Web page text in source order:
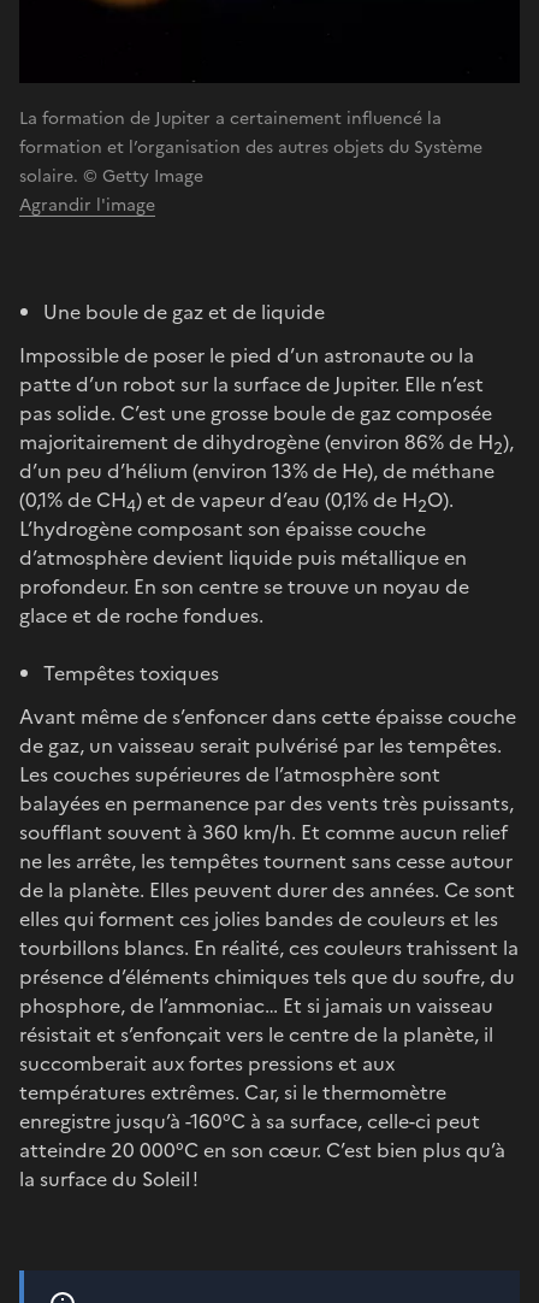
La formation de Jupiter a certainement influencé la
formation et l’organisation des autres objets du Système
solaire. © Getty Image
Agrandir l'image
Une boule de gaz et de liquide
Impossible de poser le pied d’un astronaute ou la
patte d’un robot sur la surface de Jupiter. Elle n’est
pas solide. C’est une grosse boule de gaz composée
majoritairement de dihydrogène (environ 86% de H2),
d’un peu d’hélium (environ 13% de He), de méthane
(0,1% de CH4) et de vapeur d’eau (0,1% de H2O).
L’hydrogène composant son épaisse couche
d’atmosphère devient liquide puis métallique en
profondeur. En son centre se trouve un noyau de
glace et de roche fondues.
Tempêtes toxiques
Avant même de s’enfoncer dans cette épaisse couche
de gaz, un vaisseau serait pulvérisé par les tempêtes.
Les couches supérieures de l’atmosphère sont
balayées en permanence par des vents très puissants,
soufflant souvent à 360 km/h. Et comme aucun relief
ne les arrête, les tempêtes tournent sans cesse autour
de la planète. Elles peuvent durer des années. Ce sont
elles qui forment ces jolies bandes de couleurs et les
tourbillons blancs. En réalité, ces couleurs trahissent la
présence d’éléments chimiques tels que du soufre, du
phosphore, de l’ammoniac… Et si jamais un vaisseau
résistait et s’enfonçait vers le centre de la planète, il
succomberait aux fortes pressions et aux
températures extrêmes. Car, si le thermomètre
enregistre jusqu’à -160°C à sa surface, celle-ci peut
atteindre 20 000°C en son cœur. C’est bien plus qu’à
la surface du Soleil !